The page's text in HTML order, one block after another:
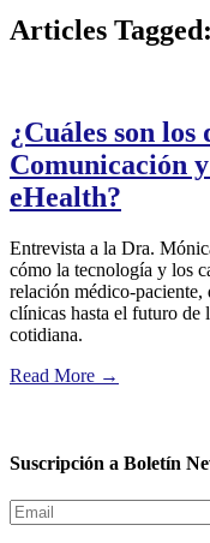
Articles
¿Cuáles son los
Comunicación
eHealth?
Entrevista a la Dra.
cómo la tecnología y los
relación médico-paciente,
clínicas hasta el futuro de
cotidiana.
Read More →
Suscripción a Boletín